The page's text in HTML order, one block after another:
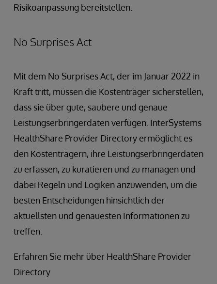
Risikoanpassung bereitstellen.
No Surprises Act
Mit dem No Surprises Act, der im Januar 2022 in
Kraft tritt, müssen die Kostenträger sicherstellen,
dass sie über gute, saubere und genaue
Leistungserbringerdaten verfügen. InterSystems
HealthShare Provider Directory ermöglicht es
den Kostenträgern, ihre Leistungserbringerdaten
zu erfassen, zu kuratieren und zu managen und
dabei Regeln und Logiken anzuwenden, um die
besten Entscheidungen hinsichtlich der
aktuellsten und genauesten Informationen zu
treffen.
Erfahren Sie mehr über HealthShare Provider
Directory